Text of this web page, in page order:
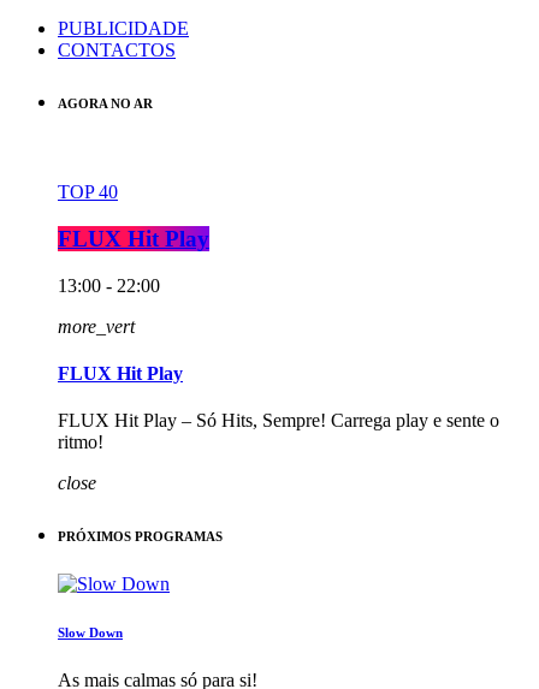
PUBLICIDADE
CONTACTOS
AGORA NO AR
TOP 40
FLUX Hit Play
13:00 - 22:00
more_vert
FLUX Hit Play
FLUX Hit Play – Só Hits, Sempre! Carrega play e sente o
ritmo!
close
PRÓXIMOS PROGRAMAS
Slow Down
As mais calmas só para si!